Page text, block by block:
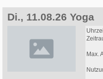
Di., 11.08.26 Yoga
Max.